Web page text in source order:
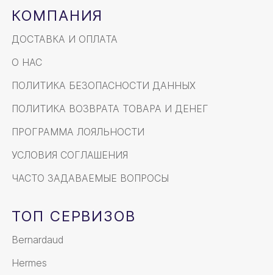
КОМПАНИЯ
ДОСТАВКА И ОПЛАТА
О НАС
ПОЛИТИКА БЕЗОПАСНОСТИ ДАННЫХ
ПОЛИТИКА ВОЗВРАТА ТОВАРА И ДЕНЕГ
ПРОГРАММА ЛОЯЛЬНОСТИ
УСЛОВИЯ СОГЛАШЕНИЯ
ЧАСТО ЗАДАВАЕМЫЕ ВОПРОСЫ
ТОП СЕРВИЗОВ
Bernardaud
Hermes